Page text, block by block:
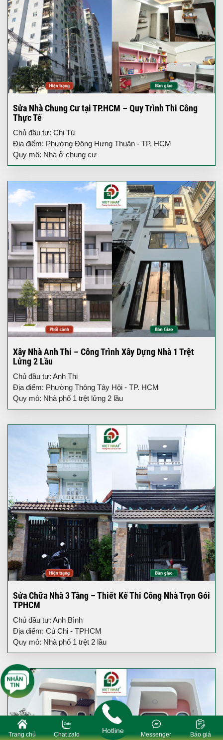
Sửa Nhà Chung Cư tại TP.HCM – Quy Trình Thi Công
Thực Tế
Chủ đầu tư: Chị Tú
Địa điểm: Phường Đông Hưng Thuận - TP. HCM
Quy mô: Nhà ở chung cư
Xây Nhà Anh Thi – Công Trình Xây Dựng Nhà 1 Trệt
Lửng 2 Lầu
Chủ đầu tư: Anh Thi
Địa điểm: Phường Thông Tây Hội - TP. HCM
Quy mô: Nhà phố 1 trệt lửng 2 lầu
Sửa Chữa Nhà 3 Tầng – Thiết Kế Thi Công Nhà Trọn Gói
TPHCM
Chủ đầu tư: Anh Bình
Địa điểm: Củ Chi - TPHCM
Quy mô: Nhà phố 1 trệt 2 lầu
Trang chủ Chat zalo Báo giá
Messenger
Hotline